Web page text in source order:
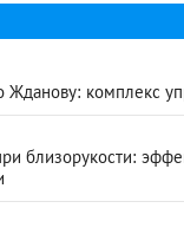
Жданову: комплекс
близорукости: